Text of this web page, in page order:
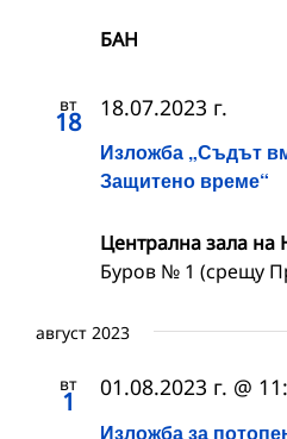
БАН
вт
18
Изложба „Съдът
Защитено време“
18.07.2023 г.
Централна зала
Буров № 1 (срещу
август 2023
вт
1
Изложба за
01.08.2023 г. @